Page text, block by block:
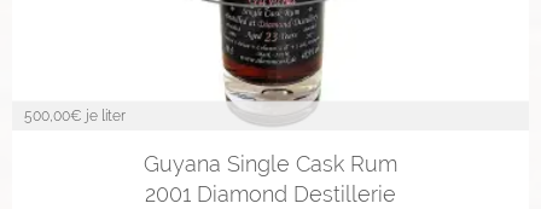
500,00€ je liter
Guyana Single Cask Rum
2001 Diamond Destillerie